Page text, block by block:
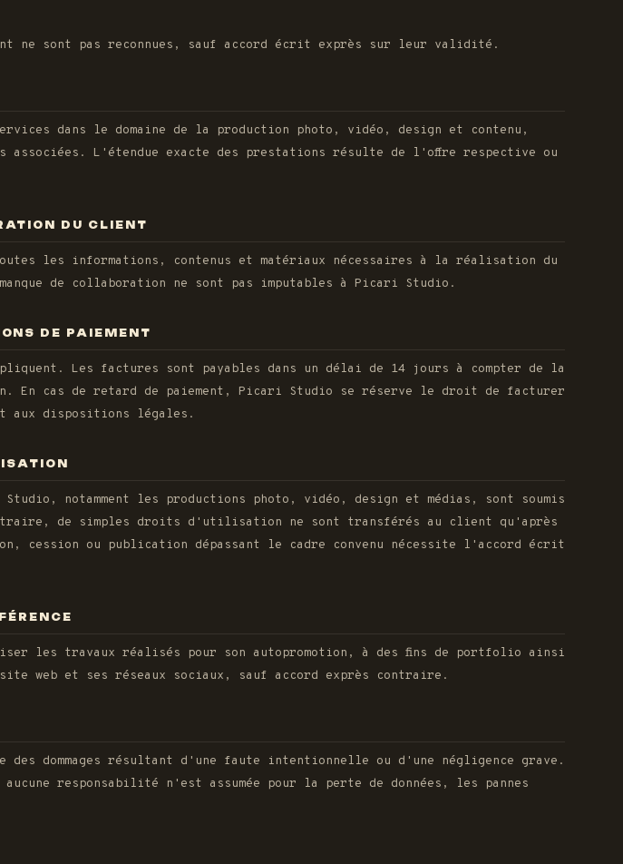
ne sont pas reconnues, sauf accord écrit exprès sur leur validité.
dans le domaine de la production photo, vidéo, design et contenu,
L'étendue exacte des prestations résulte de l'offre respective ou
DU CLIENT
les informations, contenus et matériaux nécessaires à la réalisation du
de collaboration ne sont pas imputables à Picari Studio.
DE PAIEMENT
Les factures sont payables dans un délai de 14 jours à compter de la
En cas de retard de paiement, Picari Studio se réserve le droit de facturer
aux dispositions légales.
notamment les productions photo, vidéo, design et médias, sont soumis
de simples droits d'utilisation ne sont transférés au client qu'après
cession ou publication dépassant le cadre convenu nécessite l'accord écrit
les travaux réalisés pour son autopromotion, à des fins de portfolio ainsi
web et ses réseaux sociaux, sauf accord exprès contraire.
dommages résultant d'une faute intentionnelle ou d'une négligence grave.
responsabilité n'est assumée pour la perte de données, les pannes